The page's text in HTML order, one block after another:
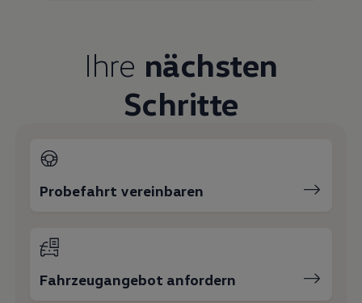
Warn- und Kontrollleuchten
Assistenzsysteme
Digitale Betriebsanleitung
Live Beratung
Volkswagen R
Pannen- und Unfallhilfe
Ihre nächsten
Schritte
Probefahrt vereinbaren
Fahrzeugangebot anfordern